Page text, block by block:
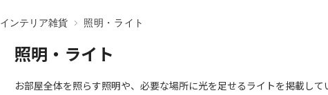
インテリア雑貨 照明・ライト
照明・ライト
お部屋全体を照らす照明や、必要な場所に光を足せるライトを掲載し